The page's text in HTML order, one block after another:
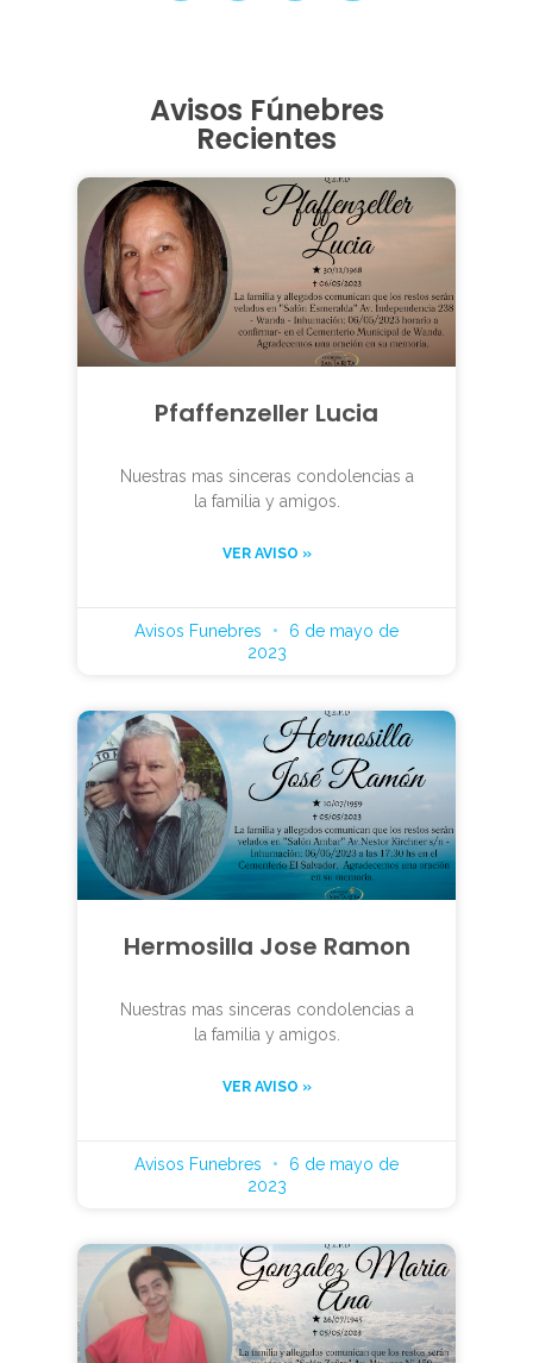
Avisos Fúnebres
Recientes
Pfaffenzeller Lucia
Nuestras mas sinceras condolencias a
la familia y amigos.
VER AVISO »
Avisos Funebres
6 de mayo de
2023
Hermosilla Jose Ramon
Nuestras mas sinceras condolencias a
la familia y amigos.
VER AVISO »
Avisos Funebres
6 de mayo de
2023